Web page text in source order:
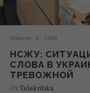
Новости СМИ
НСЖУ:
СЛОВА В
ТРЕВОЖНОЙ
От Telekritika